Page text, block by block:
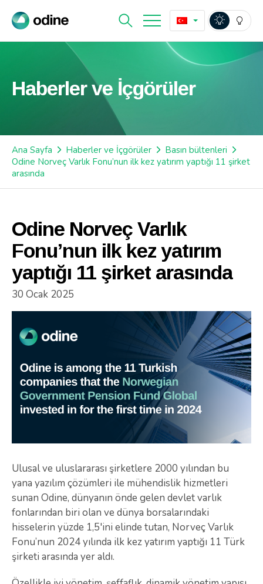
Haberler ve İçgörüler
Ana Sayfa Haberler ve İçgörüler
Basın bültenleri
Odine Norveç Varlık Fonu’nun ilk kez yatırım yaptığı 11 şirket
arasında
Odine Norveç Varlık
Fonu’nun ilk kez yatırım
yaptığı 11 şirket arasında
30 Ocak 2025
Ulusal ve uluslararası şirketlere 2000 yılından bu
yana yazılım çözümleri ile mühendislik hizmetleri
sunan Odine, dünyanın önde gelen devlet varlık
fonlarından biri olan ve dünya borsalarındaki
hisselerin yüzde 1,5'ini elinde tutan, Norveç Varlık
Fonu’nun 2024 yılında ilk kez yatırım yaptığı 11 Türk
şirketi arasında yer aldı.